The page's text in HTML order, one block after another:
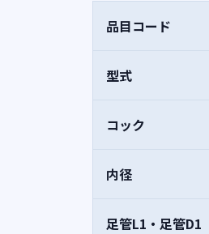
品目コード
型式
コック
内径
足管L1・足管D1